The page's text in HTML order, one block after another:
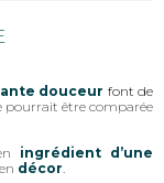
douceur font de
pourrait être comparée
ingrédient d’une
décor